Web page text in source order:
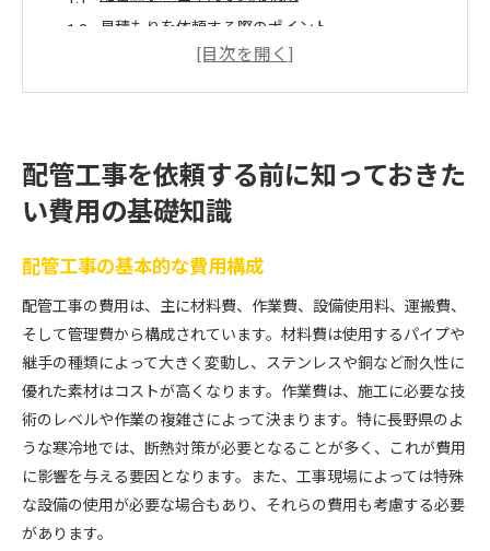
見積もりを依頼する際のポイント
配管素材による費用の違い
長野県の配管工事にかかる平均費用
配管工事のプロが教える初めての方でも安心の費
用計画
長野県の配管工事費用が決まるプロセスとは
使用する材料と工法による費用変動
配管工事の費用に含まれる項目を理解する
配管工事の費用についての疑問を解決
コストパフォーマンス重視の配管工事選び方ガイド
長野県の配管工事業者を選ぶ際のポイント
コストパフォーマンスの良い配管工事の選び方
配管工事を依頼する前に知っておきた
い費用の基礎知識
配管工事の基本的な費用構成
配管工事の費用は、主に材料費、作業費、設備使用料、運搬費、
そして管理費から構成されています。材料費は使用するパイプや
継手の種類によって大きく変動し、ステンレスや銅など耐久性に
優れた素材はコストが高くなります。作業費は、施工に必要な技
術のレベルや作業の複雑さによって決まります。特に長野県のよ
うな寒冷地では、断熱対策が必要となることが多く、これが費用
に影響を与える要因となります。また、工事現場によっては特殊
な設備の使用が必要な場合もあり、それらの費用も考慮する必要
があります。